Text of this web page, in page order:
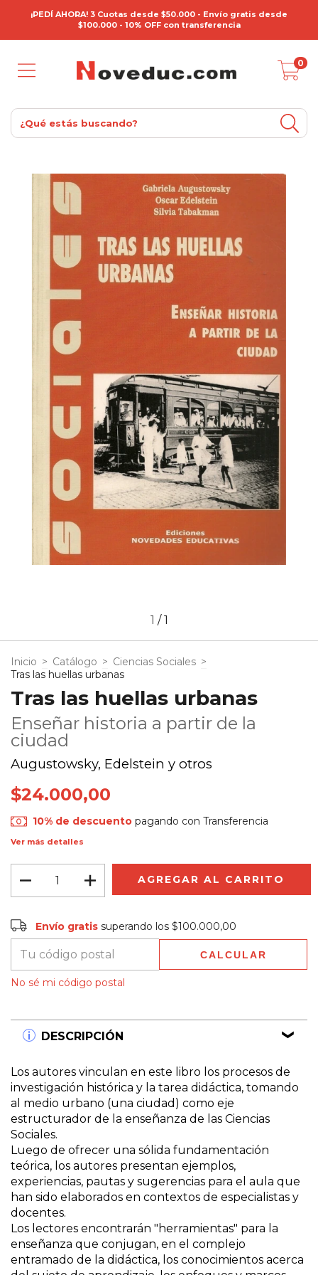
¡PEDÍ AHORA! 3 Cuotas desde $50.000 - Envío gratis desde
$100.000 - 10% OFF con transferencia
0
1 /1
Inicio > Catálogo > Ciencias Sociales >
Tras las huellas urbanas
Tras las huellas urbanas
Enseñar historia a partir de la
ciudad
Augustowsky, Edelstein y otros
$24.000,00
10% de descuento pagando con Transferencia
Ver más detalles
Envío gratis
Entregas para el CP: CAMBIAR CP
Envío gratis superando los$100.000,00
CALCULAR
No sé mi código postal
DESCRIPCIÓN
Los autores vinculan en este libro los procesos de
investigación histórica y la tarea didáctica, tomando
al medio urbano (una ciudad) como eje
estructurador de la enseñanza de las Ciencias
Sociales.
Luego de ofrecer una sólida fundamentación
teórica, los autores presentan ejemplos,
experiencias, pautas y sugerencias para el aula que
han sido elaborados en contextos de especialistas y
docentes.
Los lectores encontrarán "herramientas" para la
enseñanza que conjugan, en el complejo
entramado de la didáctica, los conocimientos acerca